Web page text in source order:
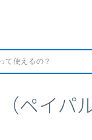
て使えるの？
ペイパル